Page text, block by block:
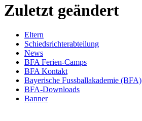
Zuletzt geändert
Eltern
Schiedsrichterabteilung
News
BFA Ferien-Camps
BFA Kontakt
Bayerische Fussballakademie (BFA)
BFA-Downloads
Banner